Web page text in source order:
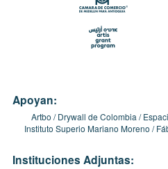
Apoyan:
Artbo Drywall de Colombia
Instituto Superio Mariano Moreno
Instituciones Adjuntas: